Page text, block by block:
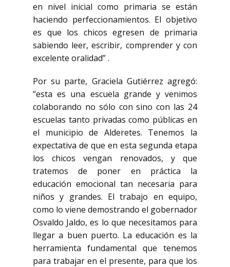
en nivel inicial como primaria se están
haciendo perfeccionamientos. El objetivo
es que los chicos egresen de primaria
sabiendo leer, escribir, comprender y con
excelente oralidad” .
Por su parte, Graciela Gutiérrez agregó:
“esta es una escuela grande y venimos
colaborando no sólo con sino con las 24
escuelas tanto privadas como públicas en
el municipio de Alderetes. Tenemos la
expectativa de que en esta segunda etapa
los chicos vengan renovados, y que
tratemos de poner en práctica la
educación emocional tan necesaria para
niños y grandes. El trabajo en equipo,
como lo viene demostrando el gobernador
Osvaldo Jaldo, es lo que necesitamos para
llegar a buen puerto. La educación es la
herramienta fundamental que tenemos
para trabajar en el presente, para que los